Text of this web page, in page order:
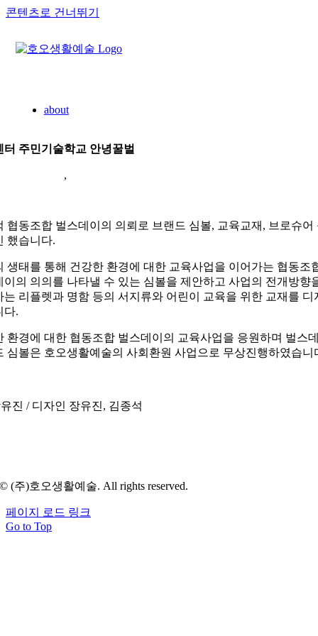
콘텐츠로 건너뛰기
about
터 주민기술학교 안녕꿀벌
,
협동조합 벌스데이의 의뢰로 브랜드 심볼, 교육교재, 브로슈어
했습니다.
생태를 통해 건강한 환경에 대한 교육사업을 이어가는 협동조
이의 의의를 나타낼 수 있는 심볼을 제안하고 사업의 전개방향
는 리플렛과 명함 등의 서지류와 어린이 교육을 위한 교재를 디
다.
환경에 대한 협동조합 벌스데이의 교육사업을 응원하며 벌스
심볼은 호오생활예술의 사회환원 사업으로 무상진행하였습니
진 / 디자인 장유진, 김종석
© (주)호오생활예술. All rights reserved.
페이지 로드 링크
Go to Top